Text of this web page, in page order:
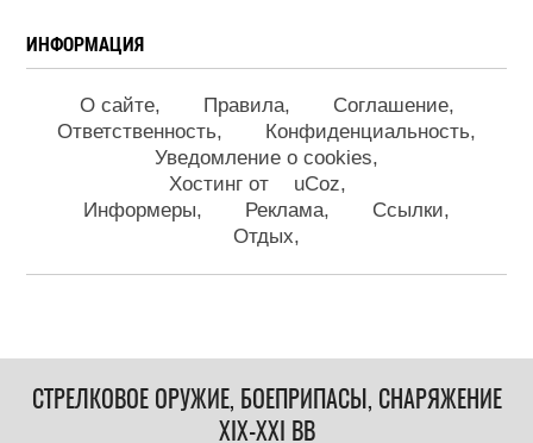
ИНФОРМАЦИЯ
О сайте Правила
Соглашение
Ответственность
Конфиденциальность
Уведомление о cookies
Хостинг от
uCoz
Информеры
Реклама
Ссылки
Отдых
СТРЕЛКОВОЕ ОРУЖИЕ, БОЕПРИПАСЫ, СНАРЯЖЕНИЕ
XIX-XXI ВВ